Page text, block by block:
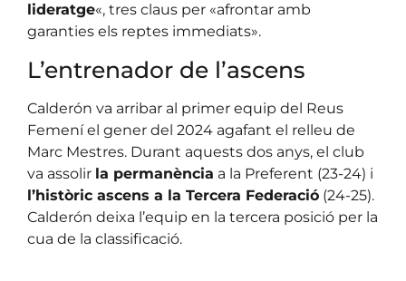
lideratge«, tres claus per «afrontar amb
garanties els reptes immediats».
L’entrenador de l’ascens
Calderón va arribar al primer equip del Reus
Femení el gener del 2024 agafant el relleu de
Marc Mestres. Durant aquests dos anys, el club
va assolir la permanència a la Preferent (23-24) i
l’històric ascens a la Tercera Federació (24-25).
Calderón deixa l’equip en la tercera posició per la
cua de la classificació.